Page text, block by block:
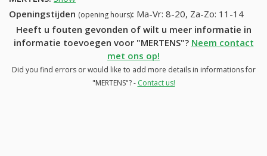
Openingstijden (opening hours): Ma-Vr: 8-20, Za-Zo: 11-14
Heeft u fouten gevonden of wilt u meer informatie in
informatie toevoegen voor "MERTENS"? Neem contact
met ons op!
Did you find errors or would like to add more details in informations for
"MERTENS"? - Contact us!